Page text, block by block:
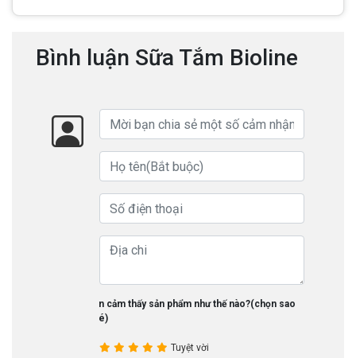
Bình luận Sữa Tắm Bioline
Bạn cảm thấy sản phẩm như thế nào?(chọn sao
nhé)
Tuyệt vời